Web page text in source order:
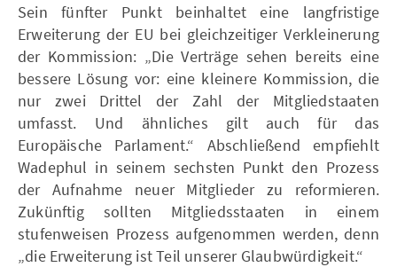
Sein fünfter Punkt beinhaltet eine langfristige
Erweiterung der EU bei gleichzeitiger Verkleinerung
der Kommission: „Die Verträge sehen bereits eine
bessere Lösung vor: eine kleinere Kommission, die
nur zwei Drittel der Zahl der Mitgliedstaaten
umfasst. Und ähnliches gilt auch für das
Europäische Parlament.“ Abschließend empfiehlt
Wadephul in seinem sechsten Punkt den Prozess
der Aufnahme neuer Mitglieder zu reformieren.
Zukünftig sollten Mitgliedsstaaten in einem
stufenweisen Prozess aufgenommen werden, denn
„die Erweiterung ist Teil unserer Glaubwürdigkeit.“